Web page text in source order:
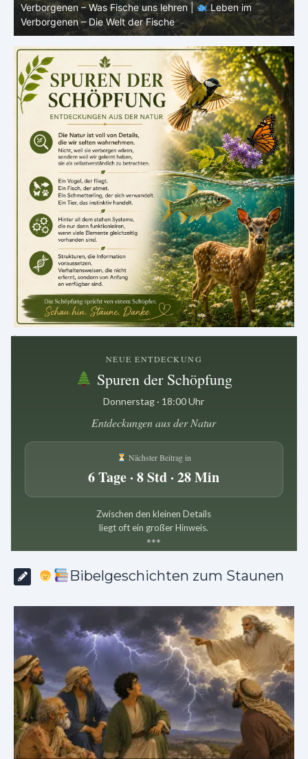
Verborgenen – Was Fische uns lehren |
Leben im
Verborgenen – Die Welt der Fische
.
NEUE ENTDECKUNG
Spuren der Schöpfung
Donnerstag · 18:00 Uhr
Entdeckungen aus der Natur
Nächster Beitrag in
6 Tage · 8 Std · 28 Min
Zwischen den kleinen Details
liegt oft ein großer Hinweis.
***
Bibelgeschichten zum Staunen